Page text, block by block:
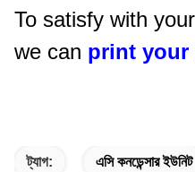
To satisfy with
we can print your
ট্যাগ: এসি কনডেন্সার ইউনিট